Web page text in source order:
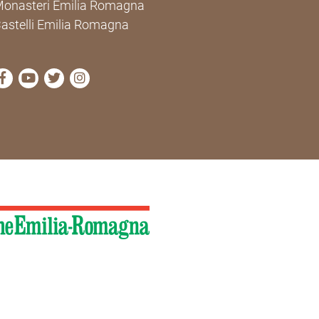
Emilia Romagna
Emilia Romagna
visit Cammini Emilia-Romagna Facebook profile page
visit Cammini Emilia-Romagna YouTube profile
visit Cammini Emilia-Romagna Twitter profile
visit Cammini Emilia-Romagna